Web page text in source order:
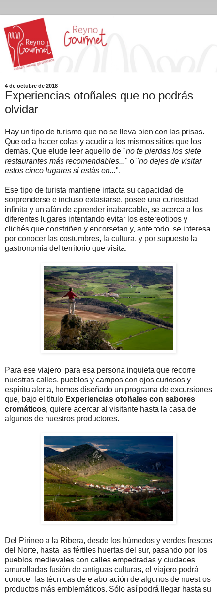
4 de octubre de 2018
Experiencias otoñales que no podrás
olvidar
Hay un tipo de turismo que no se lleva bien con las prisas.
Que odia hacer colas y acudir a los mismos sitios que los
demás. Que elude leer aquello de "no te pierdas los siete
restaurantes más recomendables..." o "no dejes de visitar
estos cinco lugares si estás en...".
Ese tipo de turista mantiene intacta su capacidad de
sorprenderse e incluso extasiarse, posee una curiosidad
infinita y un afán de aprender inabarcable, se acerca a los
diferentes lugares intentando evitar los estereotipos y
clichés que constriñen y encorsetan y, ante todo, se interesa
por conocer las costumbres, la cultura, y por supuesto la
gastronomía del territorio que visita.
Para ese viajero, para esa persona inquieta que recorre
nuestras calles, pueblos y campos con ojos curiosos y
espíritu alerta, hemos diseñado un programa de excursiones
que, bajo el título Experiencias otoñales con sabores
cromáticos, quiere acercar al visitante hasta la casa de
algunos de nuestros productores.
Del Pirineo a la Ribera, desde los húmedos y verdes frescos
del Norte, hasta las fértiles huertas del sur, pasando por los
pueblos medievales con calles empedradas y ciudades
amuralladas fusión de antiguas culturas, el viajero podrá
conocer las técnicas de elaboración de algunos de nuestros
productos más emblemáticos. Sólo así podrá llegar hasta su